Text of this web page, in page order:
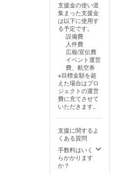
付きで
す。
5/24(土)
11:00〜
/
13:30
〜 (各
20名様
定員)
¥5500
(税込)
また、
レッス
ン後に
は撮影
ン会も
予定し
ていま
す。 ・
日程：
支援金の使い道
集まった支援金
は以下に使用す
る予定です。
設備費
人件費
広報/宣伝費
イベント運営
費、航空券
※目標金額を超
えた場合はプロ
ジェクトの運営
費に充てさせて
いただきます。
支援に関するよ
くある質問
手数料はいく
らかかります
か？